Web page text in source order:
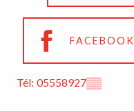
FACEBOOK
Tél: 05558927▒▒